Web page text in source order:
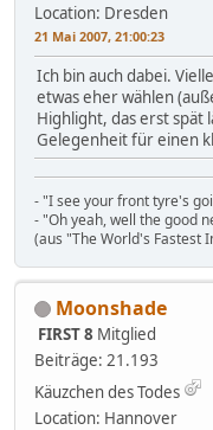
Location: Dresden
21 Mai 2007, 21:00:23
Ich bin auch dabei.
etwas eher wählen
Highlight, das erst spät
Gelegenheit für einen
- "I see your front tyre's
- "Oh yeah, well the good
(aus "The World's Fastest
Moonshade
FIRST 8 Mitglied
Beiträge: 21.193
Käuzchen des Todes
Location: Hannover